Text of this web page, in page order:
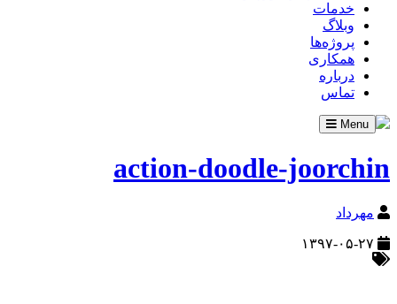
خدمات
وبلاگ
پروژه‌ها
همکاری
درباره
تماس
Toggle
navigation
Menu
action-doodle-joorchin
مهرداد